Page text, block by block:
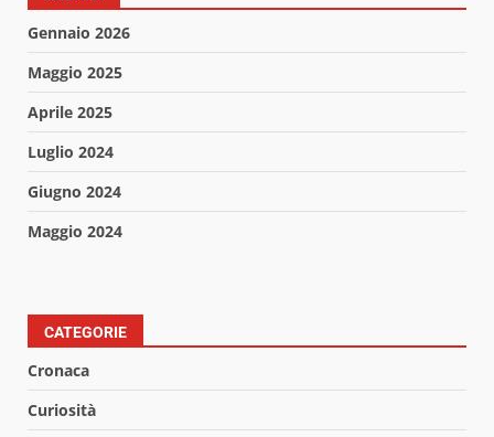
Gennaio 2026
Maggio 2025
Aprile 2025
Luglio 2024
Giugno 2024
Maggio 2024
CATEGORIE
Cronaca
Curiosità